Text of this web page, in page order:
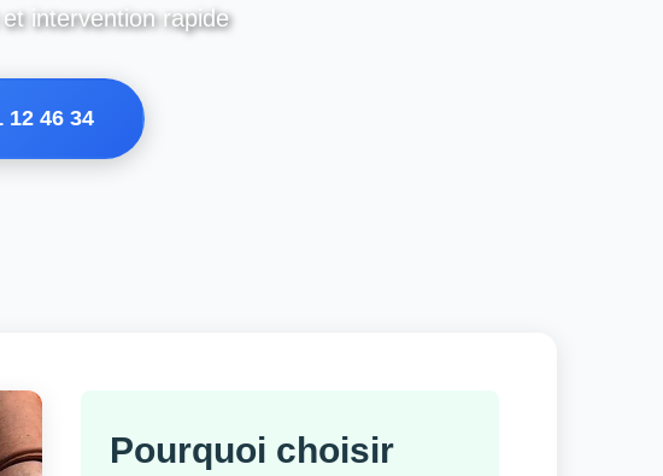
intervention rapide
12 46 34
Pourquoi choisir